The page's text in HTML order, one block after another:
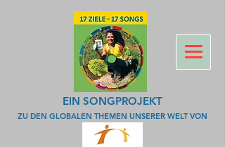
EIN SONGPROJEKT
ZU DEN GLOBALEN THEMEN UNSERER WELT VON